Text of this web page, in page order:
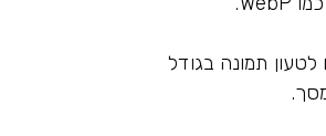
תמונה בגודל